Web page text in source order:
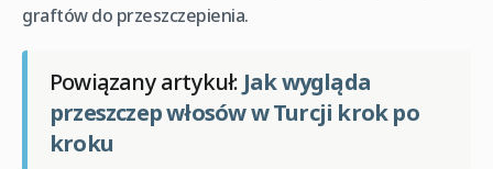
graftów do przeszczepienia.
Powiązany artykuł: Jak wygląda
przeszczep włosów w Turcji krok po
kroku